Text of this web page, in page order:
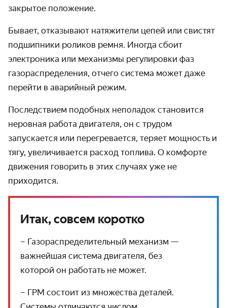
закрытое положение.
Бывает, отказывают натяжители цепей или свистят
подшипники роликов ремня. Иногда сбоит
электроника или механизмы регулировки фаз
газораспределения, отчего система может даже
перейти в аварийный режим.
Последствием подобных неполадок становится
неровная работа двигателя, он с трудом
запускается или перегревается, теряет мощность и
тягу, увеличивается расход топлива. О комфорте
движения говорить в этих случаях уже не
приходится.
Итак, совсем коротко
– Газораспределительный механизм —
важнейшая система двигателя, без
которой он работать не может.
– ГРМ состоит из множества деталей.